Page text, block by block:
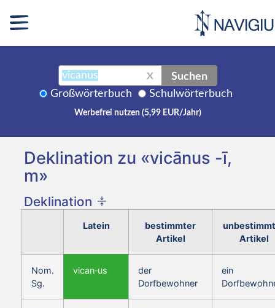
X Suchen
Großwörterbuch Schulwörterbuch
Werbefrei nutzen (5,99 EUR/Jahr)
Deklination zu «vicānus -ī,
m»
Deklination
Latein
bestimmter
Artikel
Artikel
Nom.
Sg.
vican‑us
der
Dorfbewohner
ein